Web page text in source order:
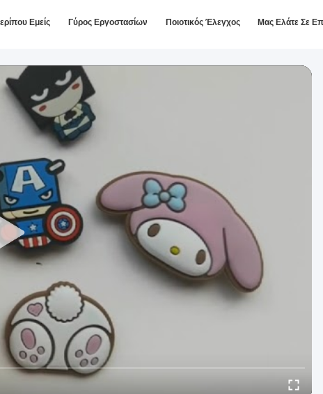
Εμείς Γύρος Εργοστασίων Ποιοτικός Έλεγχος Μας Ελάτε Σε